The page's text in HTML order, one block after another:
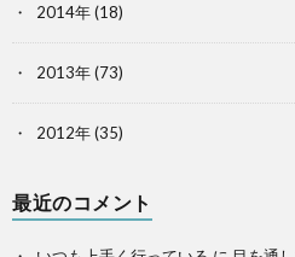
2014年(18)
2013年(73)
2012年(35)
最近のコメント